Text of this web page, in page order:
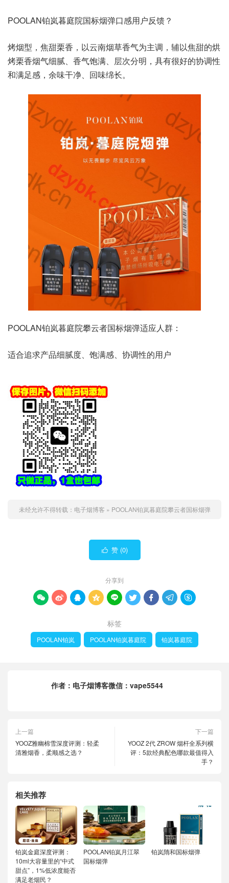
POOLAN铂岚暮庭院国标烟弹口感用户反馈？
烤烟型，焦甜栗香，以云南烟草香气为主调，辅以焦甜的烘
烤栗香烟气细腻、香气饱满、层次分明，具有很好的协调性
和满足感，余味干净、回味绵长。
POOLAN铂岚暮庭院攀云者国标烟弹适应人群：
适合追求产品细腻度、饱满感、协调性的用户
未经允许不得转载： 电子烟博客 » POOLAN铂岚暮庭院攀云者国标烟弹
 赞 (0)
分享到
        
标签
POOLAN铂岚 POOLAN铂岚暮庭院 铂岚暮庭院
作者： 电子烟博客微信：vape5544
上一篇
YOOZ雅幽棉雪深度评测：轻柔
清雅烟香，柔顺感之选？
下一篇
YOOZ 2代 ZROW 烟杆全系列横
评：5款经典配色哪款最值得入
手？
相关推荐
铂岚金庭深度评测：
10ml大容量里的“中式
甜点”，1%低浓度能否
满足老烟民？
POOLAN铂岚月江翠
国标烟弹
铂岚隋和国标烟弹